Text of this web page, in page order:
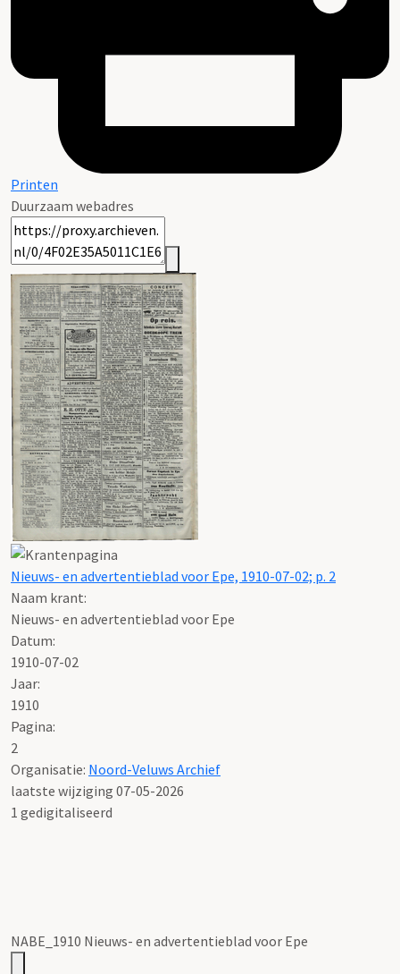
Printen
Duurzaam webadres
Nieuws- en advertentieblad voor Epe, 1910-07-02; p. 2
Naam krant:
Nieuws- en advertentieblad voor Epe
Datum:
1910-07-02
Jaar:
1910
Pagina:
2
Organisatie: Noord-Veluws Archief
laatste wijziging 07-05-2026
1 gedigitaliseerd
NABE_1910 Nieuws- en advertentieblad voor Epe